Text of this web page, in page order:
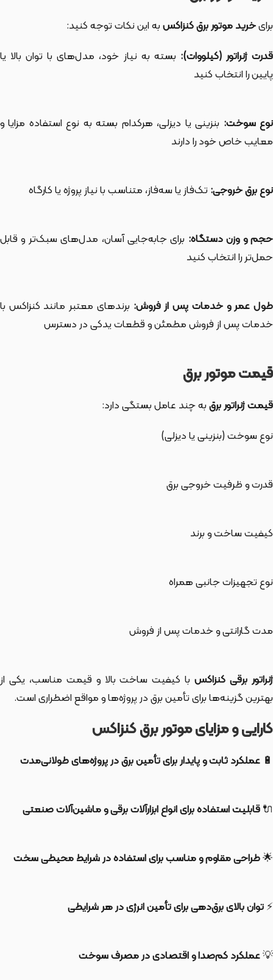
برایخرید موتور برق کنزاکسبه این نکات توجه کنید:
قدرت ژنراتور (کیلووات): بسته به نیاز خود، مدل‌های با توان بالا یا
پایین را انتخاب کنید
نوع سوخت: بنزینی یا دیزلی، هرکدام بسته به نوع استفاده مزایا و
معایب خاص خود را دارند
نوع برق خروجی: تک‌فاز یا سه‌فاز، متناسب با نیاز پروژه یا کارگاه
حجم و وزن دستگاه: برای جابه‌جایی آسان، مدل‌های سبک‌تر و قابل
حمل‌تر را انتخاب کنید
طول عمر و خدمات پس از فروش: برندهای معتبر مانند کنزاکس با
خدمات پس از فروش مطمئن و قطعات یدکی در دسترس
قیمت موتور برق
قیمت ژنراتور برقبه چند عامل بستگی دارد:
نوع سوخت (بنزینی یا دیزلی)
قدرت و ظرفیت خروجی برق
کیفیت ساخت و برند
نوع تجهیزات جانبی همراه
مدت گارانتی و خدمات پس از فروش
ژنراتور برقی کنزاکسبا کیفیت ساخت بالا و قیمت مناسب، یکی از
بهترین گزینه‌ها برای تأمین برق در پروژه‌ها و مواقع اضطراری است.
کارایی و مزایای موتور برق کنزاکس
🔋 عملکرد ثابت و پایدار برای تأمین برق در پروژه‌های طولانی‌مدت
🔌قابلیت استفاده برای انواع ابزارآلات برقی و ماشین‌آلات صنعتی
🌟طراحی مقاوم و مناسب برای استفاده در شرایط محیطی سخت
⚡توان بالای برق‌دهی برای تأمین انرژی در هر شرایطی
💡عملکرد کم‌صدا و اقتصادی در مصرف سوخت